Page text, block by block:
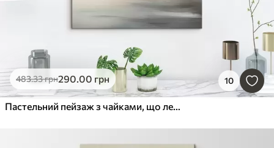
483.33грн290 .00 грн 10